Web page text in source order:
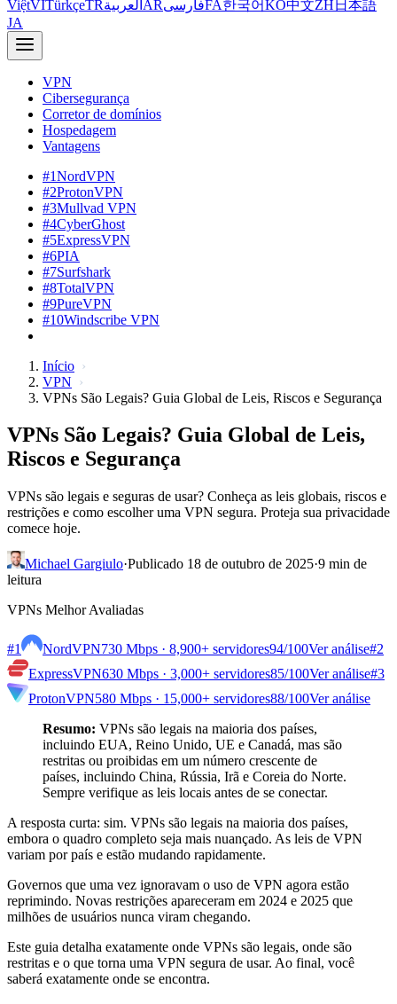
ViệtVITürkçeTRالعربية ARفارسیFA한국어KO中文ZH 日本語
JA
VPN
Cibersegurança
Corretor de domínios
Hospedagem
Vantagens
#1NordVPN
#2ProtonVPN
#3Mullvad VPN
#4CyberGhost
#5ExpressVPN
#6PIA
#7Surfshark
#8TotalVPN
#9PureVPN
#10Windscribe VPN
Início
VPN
VPNs São Legais? Guia Global de Leis, Riscos e Segurança
VPNs São Legais? Guia Global de Leis,
Riscos e Segurança
VPNs são legais e seguras de usar? Conheça as leis globais, riscos e
restrições e como escolher uma VPN segura. Proteja sua privacidade
comece hoje.
Michael Gargiulo·Publicado 18 de outubro de 2025·9 min de
leitura
VPNs Melhor Avaliadas
#1 NordVPN730 Mbps · 8,900+ servidores94/100Ver análise#2
ExpressVPN630 Mbps · 3,000+ servidores85/100Ver análise#3
ProtonVPN580 Mbps · 15,000+ servidores88/100Ver análise
Resumo: VPNs são legais na maioria dos países,
incluindo EUA, Reino Unido, UE e Canadá, mas são
restritas ou proibidas em um número crescente de
países, incluindo China, Rússia, Irã e Coreia do Norte.
Sempre verifique as leis locais antes de se conectar.
A resposta curta: sim. VPNs são legais na maioria dos países,
embora o quadro completo seja mais nuançado. As leis de VPN
variam por país e estão mudando rapidamente.
Governos que uma vez ignoravam o uso de VPN agora estão
reprimindo. Novas restrições apareceram em 2024 e 2025 que
milhões de usuários nunca viram chegando.
Este guia detalha exatamente onde VPNs são legais, onde são
restritas e o que torna uma VPN segura de usar. Ao final, você
saberá exatamente onde se encontra.